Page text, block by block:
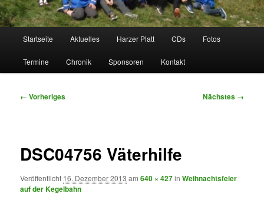
Startseite Aktuelles Harzer Platt CDs Fotos
Termine Chronik Sponsoren Kontakt
Bilder-
← Vorheriges Nächstes →
DSC04756 Väterhilfe
Veröffentlicht 16. Dezember 2013 am640 × 427inWeihnachtsfeier
auf der Kegelbahn